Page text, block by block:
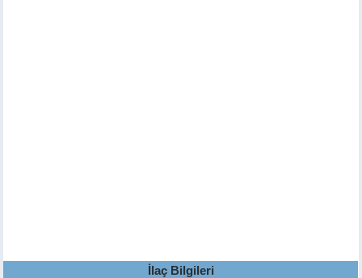
İlaç Bilgileri